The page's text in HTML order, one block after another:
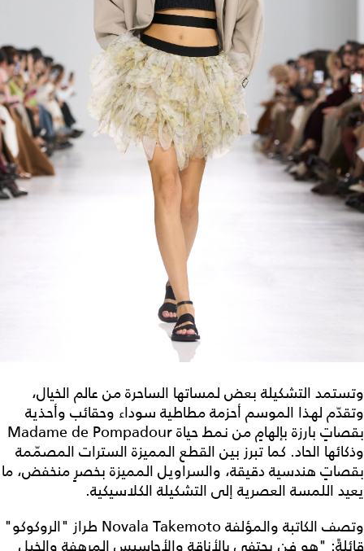
وتستمد التشكيلة بعض لمساتها الساحرة من عالم الخيال،
وتقدّم لهذا الموسم أحزمة مطاطية سوداء وحقائب وأحذية
بقصاتٍ بارزة بإلهامٍ من نمط حياة Madame de Pompadour
وذكائها الحاد. كما تبرز بين القطع المميزة السترات المصمّمة
بقصاتٍ هندسية دقيقة، والسراويل المميزة بخصرٍ منخفض، ما
يعيد اللمسة العصرية إلى التشكيلة الكلاسيكية.
وتصف الكاتبة والمؤلفة Novala Takemoto طراز "الروكوكو"
قائلةً: "هو فن يحتفي بالأناقة والأحاسيس المرهفة والخيل